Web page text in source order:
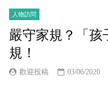
人物訪問
嚴守家規？「孩
規！
歡迎投稿 03/06/2020